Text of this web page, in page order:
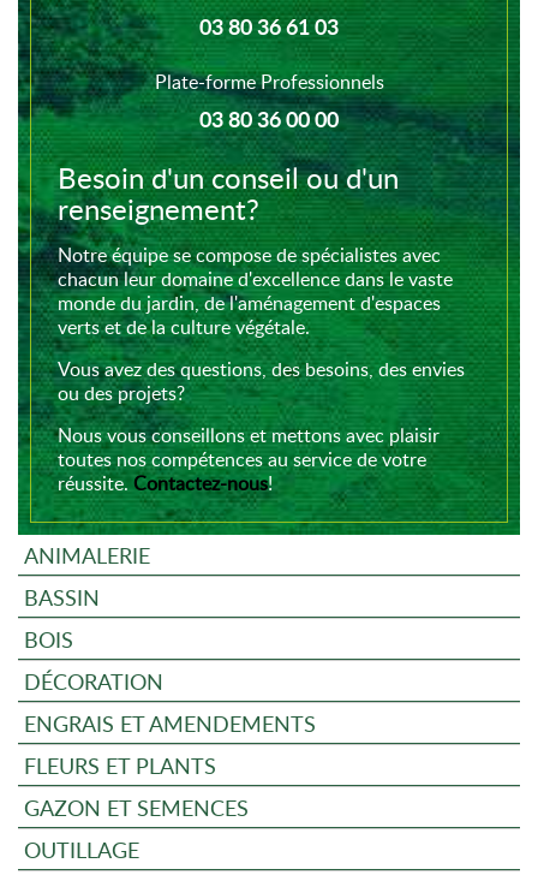
03 80 36 61 03
Plate-forme Professionnels
03 80 36 00 00
Besoin d'un conseil ou d'un
renseignement?
Notre équipe se compose de spécialistes avec
chacun leur domaine d'excellence dans le vaste
monde du jardin, de l'aménagement d'espaces
verts et de la culture végétale.
Vous avez des questions, des besoins, des envies
ou des projets?
Nous vous conseillons et mettons avec plaisir
toutes nos compétences au service de votre
réussite.Contactez-nous!
ANIMALERIE
BASSIN
BOIS
DÉCORATION
ENGRAIS ET AMENDEMENTS
FLEURS ET PLANTS
GAZON ET SEMENCES
OUTILLAGE